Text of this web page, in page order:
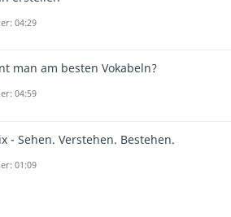
04:29
man am besten Vokabeln?
04:59
- Sehen. Verstehen. Bestehen.
01:09